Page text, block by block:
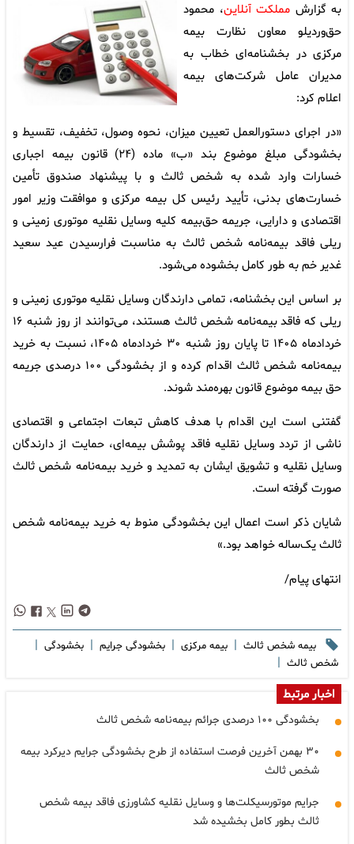
به گزارش مملکت آنلاین، محمود
حق‌وردیلو معاون نظارت بیمه
مرکزی در بخشنامه‌ای خطاب به
مدیران عامل شرکت‌های بیمه
اعلام کرد:
«در اجرای دستورالعمل تعیین میزان، نحوه وصول، تخفیف، تقسیط و
بخشودگی مبلغ موضوع بند «ب» ماده (۲۴) قانون بیمه اجباری
خسارات وارد شده به شخص ثالث و با پیشنهاد صندوق تأمین
خسارت‌های بدنی، تأیید رئیس کل بیمه مرکزی و موافقت وزیر امور
اقتصادی و دارایی، جریمه حق‌بیمه کلیه وسایل نقلیه موتوری زمینی و
ریلی فاقد بیمه‌نامه شخص ثالث به مناسبت فرارسیدن عید سعید
غدیر خم به طور کامل بخشوده می‌شود.
بر اساس این بخشنامه، تمامی دارندگان وسایل نقلیه موتوری زمینی و
ریلی که فاقد بیمه‌نامه شخص ثالث هستند، می‌توانند از روز شنبه ۱۶
خردادماه ۱۴۰۵ تا پایان روز شنبه ۳۰ خردادماه ۱۴۰۵، نسبت به خرید
بیمه‌نامه شخص ثالث اقدام کرده و از بخشودگی ۱۰۰ درصدی جریمه
حق بیمه موضوع قانون بهره‌مند شوند.
گفتنی است این اقدام با هدف کاهش تبعات اجتماعی و اقتصادی
ناشی از تردد وسایل نقلیه فاقد پوشش بیمه‌ای، حمایت از دارندگان
وسایل نقلیه و تشویق ایشان به تمدید و خرید بیمه‌نامه شخص ثالث
صورت گرفته است.
شایان ذکر است اعمال این بخشودگی منوط به خرید بیمه‌نامه شخص
ثالث یک‌ساله خواهد بود.»
انتهای پیام/
بیمه شخص ثالث | بیمه مرکزی | بخشودگی جرایم | بخشودگی |
شخص ثالث |
اخبار مرتبط
بخشودگی ۱۰۰ درصدی جرائم بیمه‌نامه شخص ثالث
۳۰ بهمن آخرین فرصت استفاده از طرح بخشودگی جرایم دیرکرد بیمه
شخص ثالث
جرایم موتورسیکلت‌ها و وسایل نقلیه کشاورزی فاقد بیمه شخص
ثالث بطور کامل بخشیده شد